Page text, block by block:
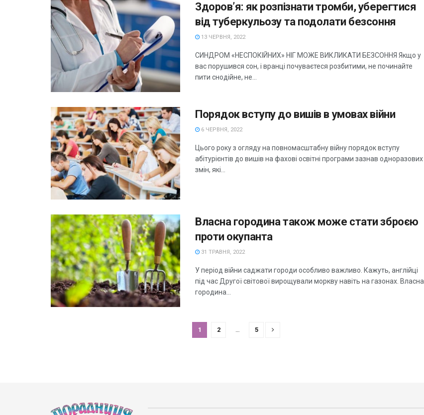
Здоров’я: як розпізнати тромби, уберегтися
від туберкульозу та подолати безсоння
13 ЧЕРВНЯ, 2022
СИНДРОМ «НЕСПОКІЙНИХ» НІГ МОЖЕ ВИКЛИКАТИ БЕЗСОННЯ Якщо у
вас порушився сон, і вранці почуваєтеся розбитими, не починайте
пити снодійне, не...
Порядок вступу до вишів в умовах війни
6 ЧЕРВНЯ, 2022
Цього року з огляду на повномасштабну війну порядок вступу
абітурієнтів до вишів на фахові освітні програми зазнав одноразових
змін, які...
Власна городина також може стати зброєю
проти окупанта
31 ТРАВНЯ, 2022
У період війни саджати городи особливо важливо. Кажуть, англійці
під час Другої світової вирощували моркву навіть на газонах. Власна
городина...
1 2 5